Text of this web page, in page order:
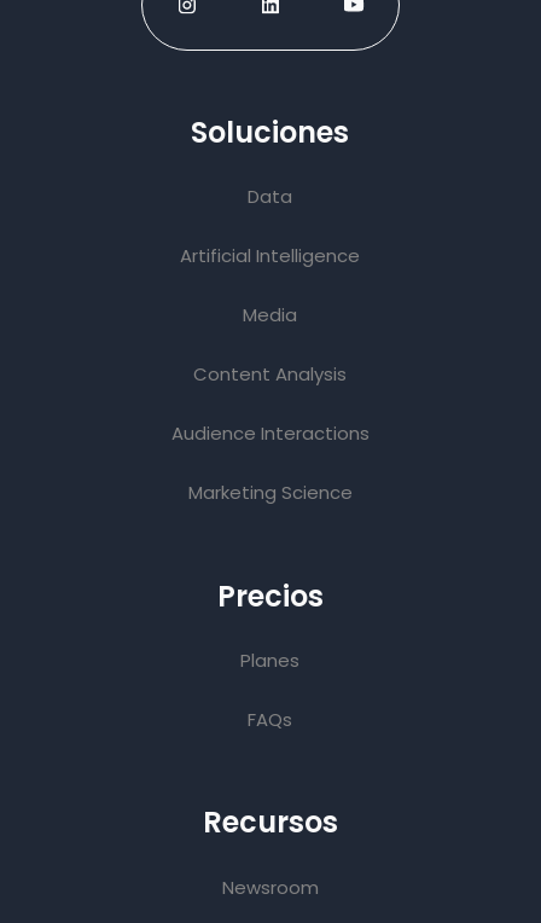
Soluciones
Data
Artificial Intelligence
Media
Content Analysis
Audience Interactions
Marketing Science
Precios
Planes
FAQs
Recursos
Newsroom